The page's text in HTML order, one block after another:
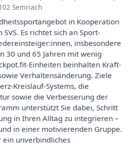
Semriach
in Kooperation
Es richtet sich an Sport-
insbesondere
30 und 65 Jahren mit wenig
Einheiten beinhalten Kraft-
Verhaltensänderung. Ziele
Kreislauf-Systems, die
sowie die Verbesserung der
unterstützt Sie dabei, Schritt
in Ihren Alltag zu integrieren –
in einer motivierenden Gruppe.
ein unverbindliches